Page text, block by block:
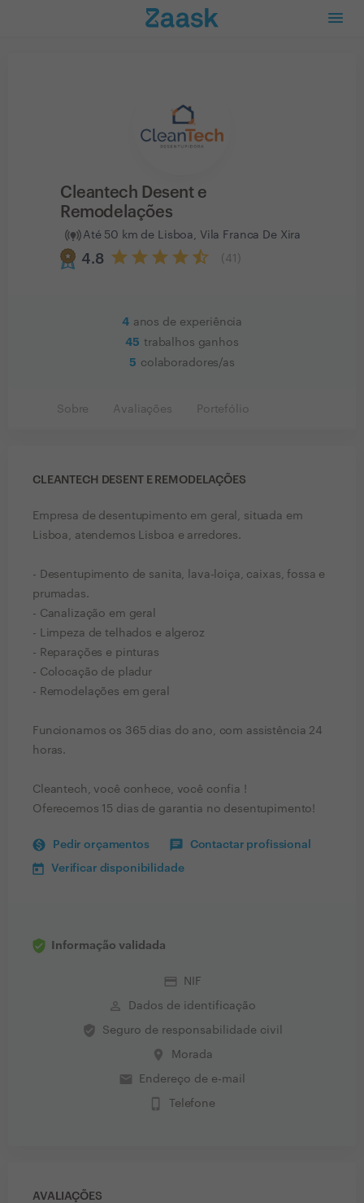
Cleantech Desent e
Remodelações
Até 50 km de Lisboa, Vila Franca De Xira
4.8 41
4 anos de experiência
45 trabalhos ganhos
5 colaboradores/as
Sobre Avaliações Portefólio
CLEANTECH DESENT E REMODELAÇÕES
Empresa de desentupimento em geral, situada em
Lisboa, atendemos Lisboa e arredores.
- Desentupimento de sanita, lava-loiça, caixas, fossa e
prumadas.
- Canalização em geral
- Limpeza de telhados e algeroz
- Reparações e pinturas
- Colocação de pladur
- Remodelações em geral
Funcionamos os 365 dias do ano, com assistência 24
horas.
Cleantech, você conhece, você confia !
Oferecemos 15 dias de garantia no desentupimento!
Pedir orçamentos Contactar profissional
Verificar disponibilidade
Informação validada
credit_card NIF
perm_identity Dados de identificação
verified_user Seguro de responsabilidade civil
place Morada
email Endereço de e-mail
phone_iphone Telefone
AVALIAÇÕES